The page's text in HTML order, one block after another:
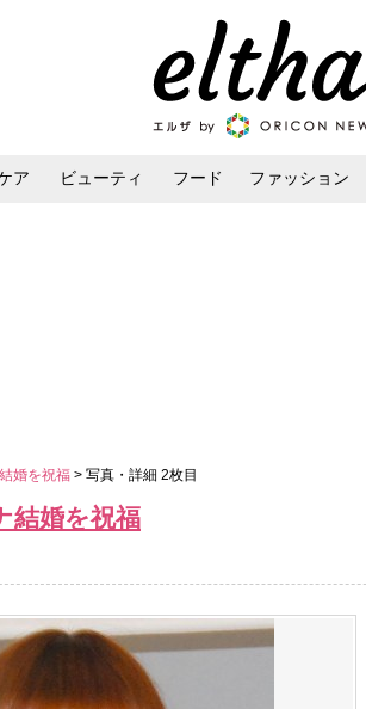
ア ビューティ フード ファッション
婚を祝福 > 写真・詳細 2枚目
結婚を祝福